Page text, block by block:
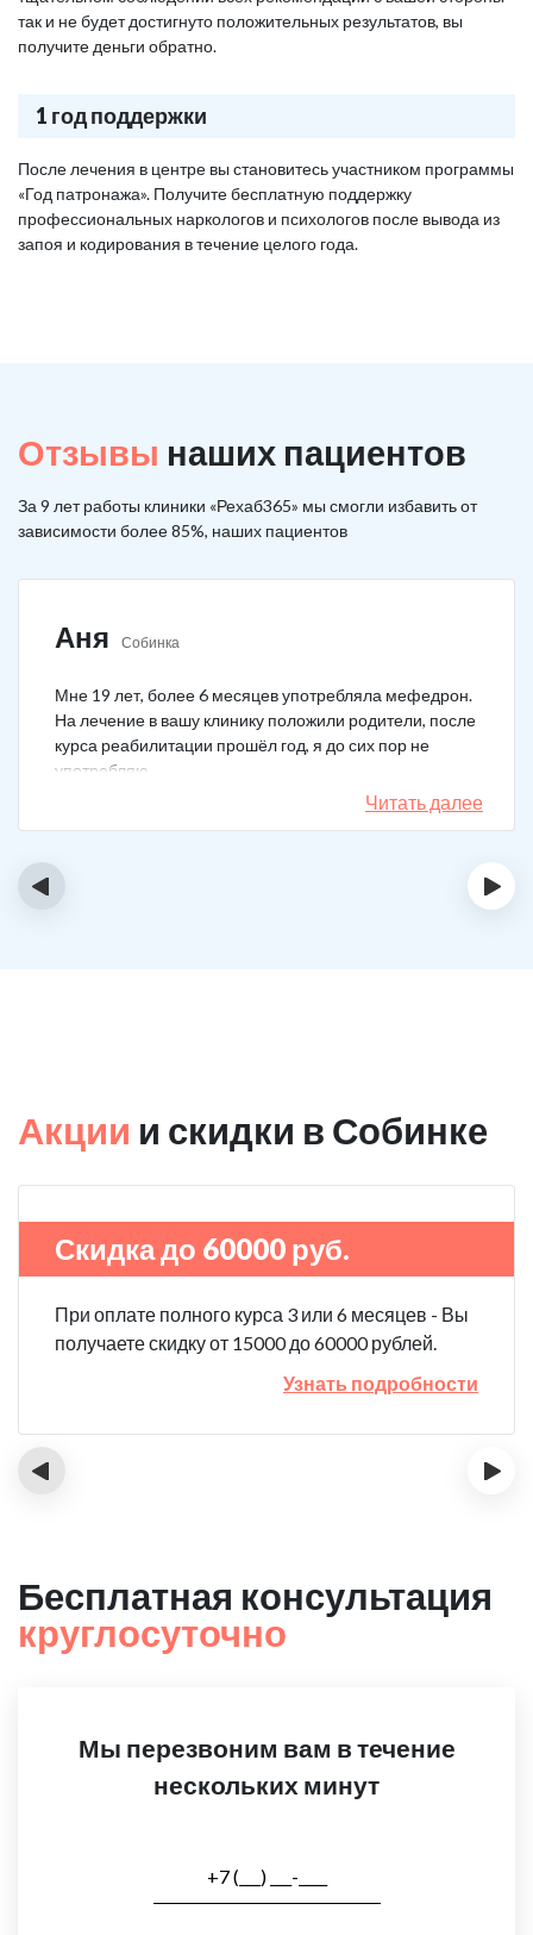
так и не будет достигнуто положительных результатов, вы
получите деньги обратно.
1 год поддержки
После лечения в центре вы становитесь участником программы
«Год патронажа». Получите бесплатную поддержку
профессиональных наркологов и психологов после вывода из
запоя и кодирования в течение целого года.
Отзывы наших пациентов
За 9 лет работы клиники «Рехаб365» мы смогли избавить от
зависимости более 85%, наших пациентов
Аня Собинка
Мне 19 лет, более 6 месяцев употребляла мефедрон.
На лечение в вашу клинику положили родители, после
курса реабилитации прошёл год, я до сих пор не
употребляю.
Читать далее
‹ ›
Акции и скидки в Собинке
Скидка до 60000 руб.
При оплате полного курса 3 или 6 месяцев - Вы
получаете скидку от 15000 до 60000 рублей.
Узнать подробности
‹ ›
Бесплатная консультация
круглосуточно
Мы перезвоним вам в течение
нескольких минут